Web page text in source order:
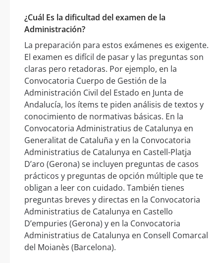
¿Cuál Es la dificultad del examen de la
Administración?
La preparación para estos exámenes es exigente.
El examen es difícil de pasar y las preguntas son
claras pero retadoras. Por ejemplo, en la
Convocatoria Cuerpo de Gestión de la
Administración Civil del Estado en Junta de
Andalucía, los ítems te piden análisis de textos y
conocimiento de normativas básicas. En la
Convocatoria Administratius de Catalunya en
Generalitat de Cataluña y en la Convocatoria
Administratius de Catalunya en Castell-Platja
D’aro (Gerona) se incluyen preguntas de casos
prácticos y preguntas de opción múltiple que te
obligan a leer con cuidado. También tienes
preguntas breves y directas en la Convocatoria
Administratius de Catalunya en Castello
D’empuries (Gerona) y en la Convocatoria
Administratius de Catalunya en Consell Comarcal
del Moianès (Barcelona).